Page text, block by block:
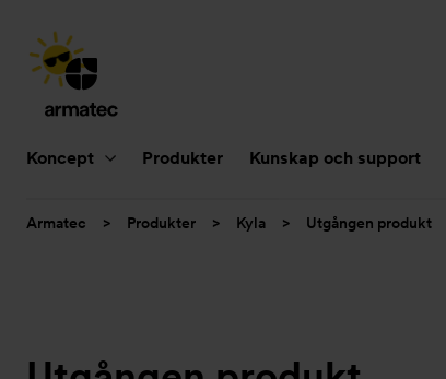
Koncept Produkter Kunskap och support
Du
Armatec > Produkter > Kyla > Utgången produkt